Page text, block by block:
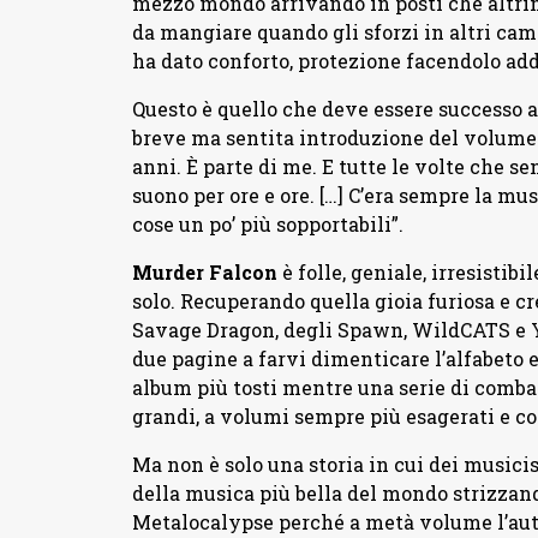
da mangiare quando gli sforzi in altri
ha dato conforto, protezione facendolo
Questo è quello che deve essere successo
breve ma sentita introduzione del volume
anni. È parte di me. E tutte le volte che
suono per ore e ore. […] C’era sempre la
cose un po’ più sopportabili”.
Murder Falcon è folle, geniale,
solo. Recuperando quella gioia furiosa e
Savage Dragon, degli Spawn, WildCATS
due pagine a farvi dimenticare l’alfabeto
album più tosti mentre una serie di
grandi, a volumi sempre più esagerati e
Ma non è solo una storia in cui dei
della musica più bella del mondo
Metalocalypse perché a metà volume